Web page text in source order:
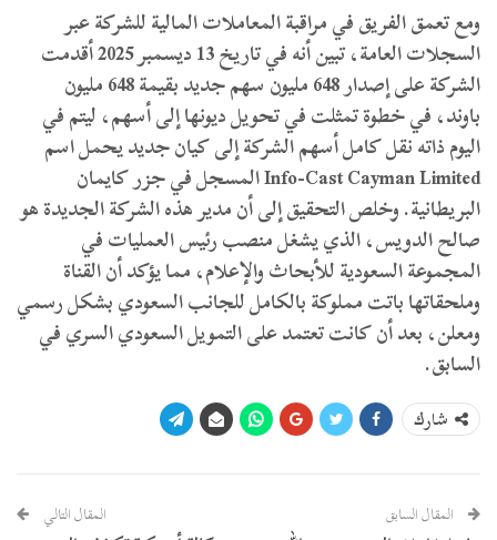
ومع تعمق الفريق في مراقبة المعاملات المالية للشركة عبر
السجلات العامة، تبين أنه في تاريخ 13 ديسمبر 2025 أقدمت
الشركة على إصدار 648 مليون سهم جديد بقيمة 648 مليون
باوند، في خطوة تمثلت في تحويل ديونها إلى أسهم، ليتم في
اليوم ذاته نقل كامل أسهم الشركة إلى كيان جديد يحمل اسم
Info-Cast Cayman Limited المسجل في جزر كايمان
البريطانية. وخلص التحقيق إلى أن مدير هذه الشركة الجديدة هو
صالح الدويس، الذي يشغل منصب رئيس العمليات في
المجموعة السعودية للأبحاث والإعلام، مما يؤكد أن القناة
وملحقاتها باتت مملوكة بالكامل للجانب السعودي بشكل رسمي
ومعلن، بعد أن كانت تعتمد على التمويل السعودي السري في
السابق.
شارك
المقال السابق المقال التالي